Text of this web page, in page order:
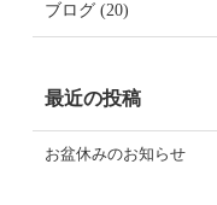
ブログ (20)
最近の投稿
お盆休みのお知らせ